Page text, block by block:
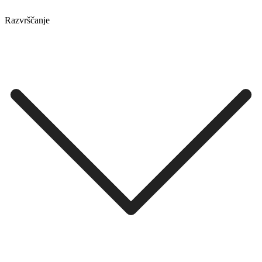
Razvrščanje